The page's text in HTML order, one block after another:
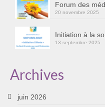
Forum des
20 novembre 2025
Initiation à la
13 septembre 2025
Archives
juin 2026